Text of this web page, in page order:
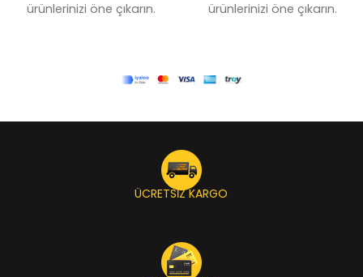
ürünlerinizi öne çıkarın.
ürünlerinizi öne çıkarın.
ÜCRETSİZ KARGO